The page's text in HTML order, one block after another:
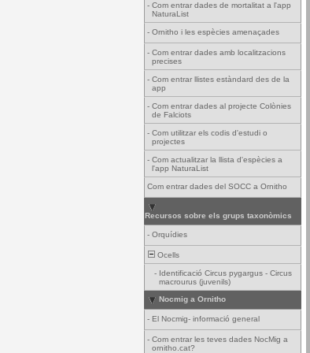
- Com entrar dades de mortalitat a l'app
NaturaList
- Ornitho i les espècies amenaçades
- Com entrar dades amb localitzacions
precises
- Com entrar llistes estàndard des de la
app
- Com entrar dades al projecte Colònies
de Falciots
- Com utilitzar els codis d'estudi o
projectes
- Com actualitzar la llista d'espècies a
l'app NaturaList
Com entrar dades del SOCC a Ornitho
Recursos sobre els grups taxonòmics
- Orquídies
Ocells
- Identificació Circus pygargus - Circus
macrourus (juvenils)
Nocmig a Ornitho
- El Nocmig- informació general
- Com entrar les teves dades NocMig a
ornitho.cat?